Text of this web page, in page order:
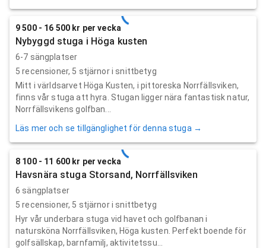
9 500 - 16 500 kr per vecka
Nybyggd stuga i Höga kusten
6-7 sängplatser
5 recensioner, 5 stjärnor i snittbetyg
Mitt i världsarvet Höga Kusten, i pittoreska Norrfällsviken,
finns vår stuga att hyra. Stugan ligger nära fantastisk natur,
Norrfällsvikens golfban...
Läs mer och se tillgänglighet för denna stuga →
8 100 - 11 600 kr per vecka
Havsnära stuga Storsand, Norrfällsviken
6 sängplatser
5 recensioner, 5 stjärnor i snittbetyg
Hyr vår underbara stuga vid havet och golfbanan i
natursköna Norrfällsviken, Höga kusten. Perfekt boende för
golfsällskap, barnfamilj, aktivitetssu...